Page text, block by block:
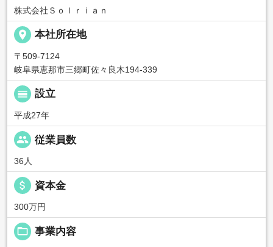
株式会社Ｓｏｌｒｉａｎ
place 本社所在地
〒509-7124
岐阜県恵那市三郷町佐々良木194-339
calendar_view_day 設立
平成27年
people 従業員数
36人
attach_money 資本金
300万円
folder_open 事業内容